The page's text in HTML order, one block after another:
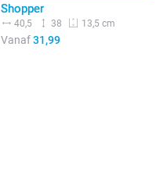
Shopper
40,5 38 13,5 cm
Vanaf31,99